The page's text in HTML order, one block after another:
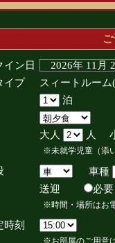
イン日
2026年 11
イプ
スィートルー
泊
大人 人
※未就学児童（添
車種
送迎
※時間・場所はお
時刻
※お部屋のご用意